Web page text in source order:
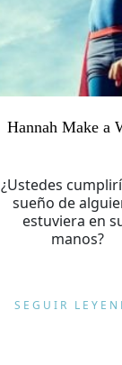
Hannah Make a
¿Ustedes
sueño de
estuviera en
manos?
SEGUIR